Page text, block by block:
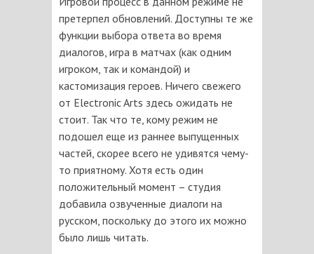
претерпел обновлений. Доступны те же
функции выбора ответа во время
диалогов, игра в матчах (как одним
игроком, так и командой) и
кастомизация героев. Ничего свежего
от Electronic Arts здесь ожидать не
стоит. Так что те, кому режим не
подошел еще из раннее выпущенных
частей, скорее всего не удивятся чему-
то приятному. Хотя есть один
положительный момент – студия
добавила озвученные диалоги на
русском, поскольку до этого их можно
было лишь читать.